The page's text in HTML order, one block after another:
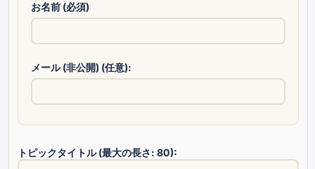
お名前 (必須)
メール (非公開) (任意):
トピックタイトル (最大の長さ: 80):